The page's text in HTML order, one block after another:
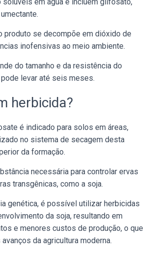
solúveis em água e incluem glifosato,
produto se decompõe em dióxido de
inofensivas ao meio ambiente.
do tamanho e da resistência do
levar até seis meses.
herbicida?
é indicado para solos em áreas,
no sistema de secagem desta
da formação.
necessária para controlar ervas
transgênicas, como a soja.
genética, é possível utilizar herbicidas
da soja, resultando em
e menores custos de produção, o que
da agricultura moderna.